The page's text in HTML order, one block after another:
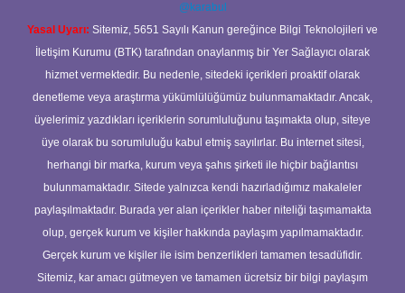
@karabul
Yasal Uyarı: Sitemiz, 5651 Sayılı Kanun gereğince Bilgi Teknolojileri ve
İletişim Kurumu (BTK) tarafından onaylanmış bir Yer Sağlayıcı olarak
hizmet vermektedir. Bu nedenle, sitedeki içerikleri proaktif olarak
denetleme veya araştırma yükümlülüğümüz bulunmamaktadır. Ancak,
üyelerimiz yazdıkları içeriklerin sorumluluğunu taşımakta olup, siteye
üye olarak bu sorumluluğu kabul etmiş sayılırlar. Bu internet sitesi,
herhangi bir marka, kurum veya şahıs şirketi ile hiçbir bağlantısı
bulunmamaktadır. Sitede yalnızca kendi hazırladığımız makaleler
paylaşılmaktadır. Burada yer alan içerikler haber niteliği taşımamakta
olup, gerçek kurum ve kişiler hakkında paylaşım yapılmamaktadır.
Gerçek kurum ve kişiler ile isim benzerlikleri tamamen tesadüfidir.
Sitemiz, kar amacı gütmeyen ve tamamen ücretsiz bir bilgi paylaşım